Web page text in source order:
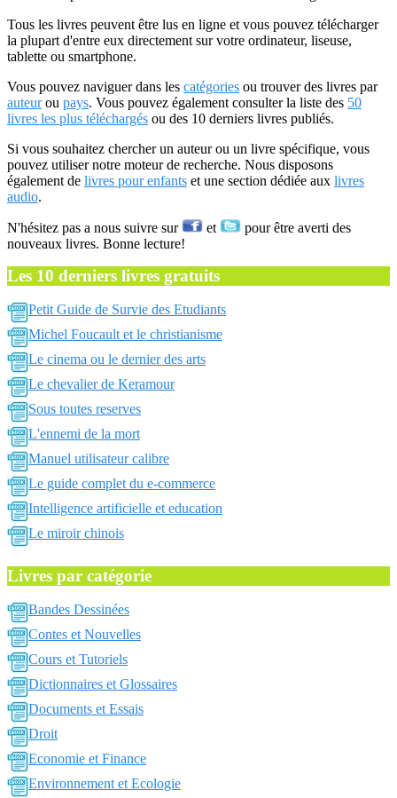
Tous les livres peuvent être lus en ligne et vous pouvez télécharger
la plupart d'entre eux directement sur votre ordinateur, liseuse,
tablette ou smartphone.
Vous pouvez naviguer dans les catégories ou trouver des livres par
auteurou pays. Vous pouvez également consulter la liste des 50
livres les plus téléchargés ou des 10 derniers livres publiés.
Si vous souhaitez chercher un auteur ou un livre spécifique, vous
pouvez utiliser notre moteur de recherche. Nous disposons
également de livres pour enfants et une section dédiée aux livres
audio.
N'hésitez pas a nous suivre sur et
pour être averti des
nouveaux livres. Bonne lecture!
Les 10 derniers livres gratuits
Petit Guide de Survie des Etudiants
Michel Foucault et le christianisme
Le cinema ou le dernier des arts
Le chevalier de Keramour
Sous toutes reserves
L'ennemi de la mort
Manuel utilisateur calibre
Le guide complet du e-commerce
Intelligence artificielle et education
Le miroir chinois
Livres par catégorie
Bandes Dessinées
Contes et Nouvelles
Cours et Tutoriels
Dictionnaires et Glossaires
Documents et Essais
Droit
Economie et Finance
Environnement et Ecologie